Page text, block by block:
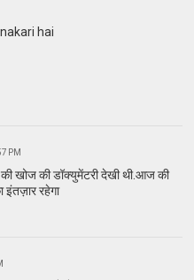
hai
PM
खोज की डॉक्युमेंटरी देखी थी.आज की
इंतज़ार रहेगा